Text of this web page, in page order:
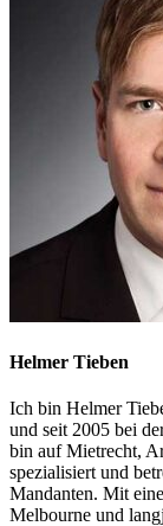
Helmer Tieben
Ich bin Helmer
und seit 2005 bei
bin auf Mietrecht,
spezialisiert und
Mandanten. Mit
Melbourne und